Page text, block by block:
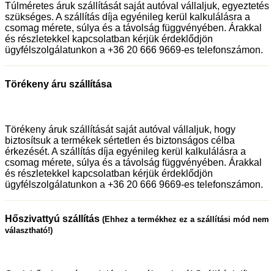
Túlméretes áruk szállítását saját autóval vállaljuk, egyeztetés
szükséges. A szállítás díja egyénileg kerül kalkulálásra a
csomag mérete, súlya és a távolság függvényében. Árakkal
és részletekkel kapcsolatban kérjük érdeklődjön
ügyfélszolgálatunkon a +36 20 666 9669-es telefonszámon.
Törékeny áru szállítása
Törékeny áruk szállítását saját autóval vállaljuk, hogy
biztosítsuk a termékek sértetlen és biztonságos célba
érkezését. A szállítás díja egyénileg kerül kalkulálásra a
csomag mérete, súlya és a távolság függvényében. Árakkal
és részletekkel kapcsolatban kérjük érdeklődjön
ügyfélszolgálatunkon a +36 20 666 9669-es telefonszámon.
Hőszivattyú szállítás (Ehhez a termékhez ez a szállítási mód nem
választható!)